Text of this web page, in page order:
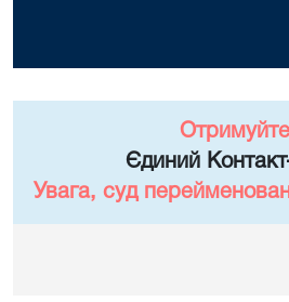
Єдиний
Увага, суд